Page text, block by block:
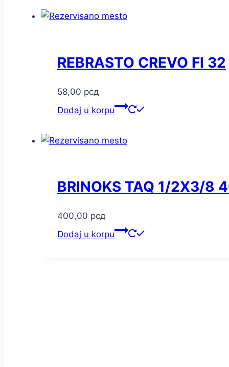
REBRASTO CREVO FI 32
58,00 рсд
Dodaj u korpu
BRINOKS TAQ 1/2X3/8
400,00 рсд
Dodaj u korpu